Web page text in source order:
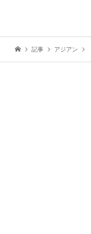
記事 アジアン